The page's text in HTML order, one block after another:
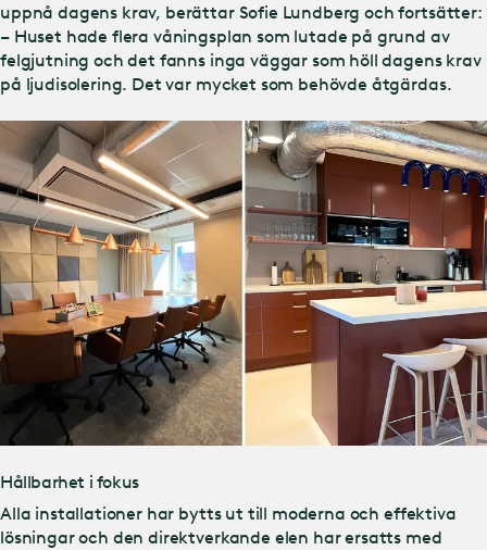
uppnå dagens krav, berättar Sofie Lundberg och fortsätter:
– Huset hade flera våningsplan som lutade på grund av
felgjutning och det fanns inga väggar som höll dagens krav
på ljudisolering. Det var mycket som behövde åtgärdas.
Hållbarhet i fokus
Alla installationer har bytts ut till moderna och effektiva
lösningar och den direktverkande elen har ersatts med